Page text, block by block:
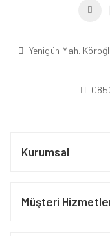
Yenigün Mah.
Kurumsal
Müşteri